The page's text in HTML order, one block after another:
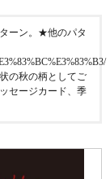
ーン。★他のパタ
の秋の柄としてご
セージカード、季